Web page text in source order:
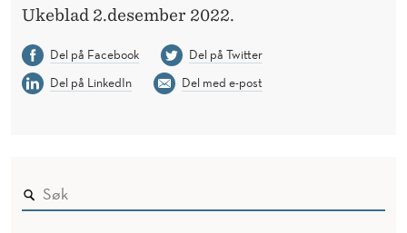
Ukeblad 2.desember 2022.
Del på Facebook
Del på Twitter
Del på LinkedIn
Del med e-post